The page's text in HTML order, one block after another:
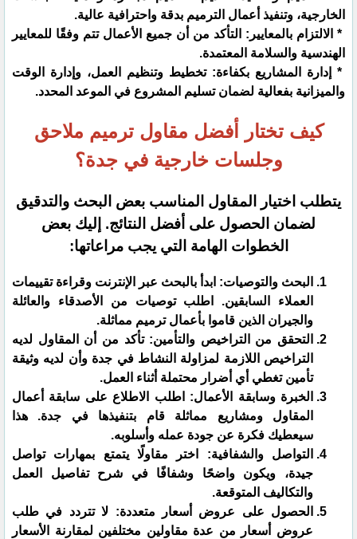
الخارجية، وتنفيذ أعمال الترميم بدقة واحترافية عالية.
* الالتزام بالمعايير: التأكد من أن جميع الأعمال تتم وفقًا للمعايير
الهندسية والسلامة المعتمدة.
* إدارة المشاريع بكفاءة: تخطيط وتنظيم العمل، وإدارة الوقت
والميزانية بفعالية لضمان تسليم المشروع في الموعد المحدد.
كيف تختار أفضل مقاول ترميم ملاحق
وجلسات خارجية في جدة؟
يتطلب اختيار المقاول المناسب بعض البحث والتدقيق
لضمان الحصول على أفضل النتائج. إليك بعض
الخطوات الهامة التي يجب مراعاتها:
البحث والتوصيات: ابدأ بالبحث عبر الإنترنت وقراءة تقييمات
العملاء السابقين. اطلب توصيات من الأصدقاء والعائلة
والجيران الذين قاموا بأعمال ترميم مماثلة.
التحقق من التراخيص والتأمين: تأكد من أن المقاول لديه
التراخيص اللازمة لمزاولة النشاط في جدة وأن لديه وثيقة
تأمين تغطي أي أضرار محتملة أثناء العمل.
الخبرة وسابقة الأعمال: اطلب الاطلاع على سابقة أعمال
المقاول ومشاريع مماثلة قام بتنفيذها في جدة. هذا
سيعطيك فكرة عن جودة عمله وأسلوبه.
التواصل والشفافية: اختر مقاولًا يتمتع بمهارات تواصل
جيدة، ويكون واضحًا وشفافًا في شرح تفاصيل العمل
والتكاليف المتوقعة.
الحصول على عروض أسعار متعددة: لا تتردد في طلب
عروض أسعار من عدة مقاولين مختلفين لمقارنة الأسعار